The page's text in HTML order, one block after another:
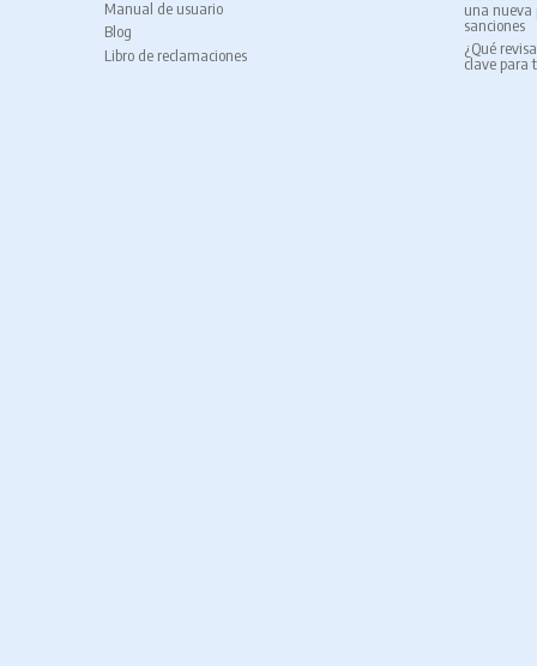
Manual de usuario
Blog
Libro de reclamaciones
una nueva
sanciones
¿Qué
clave para